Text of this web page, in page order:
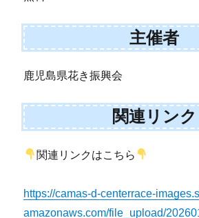
主催者
鹿児島県花き振興会
関連リンク
関連リンクはこちら
https://camas-d-centerrace-
amazonaws.com/file_upload/